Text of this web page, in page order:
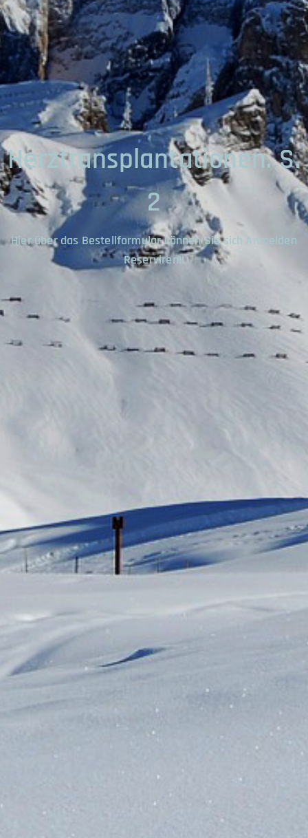
Herztransplantationen. S.
2
Hier über das Bestellformular können Sie sich Anmelden
Reserviren!!